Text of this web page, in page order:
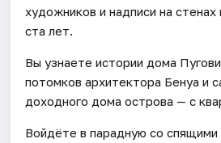
художников и надписи на
ста лет.
Вы узнаете истории дома
потомков архитектора Бенуа и
доходного дома острова — с
Войдёте в парадную со спящими